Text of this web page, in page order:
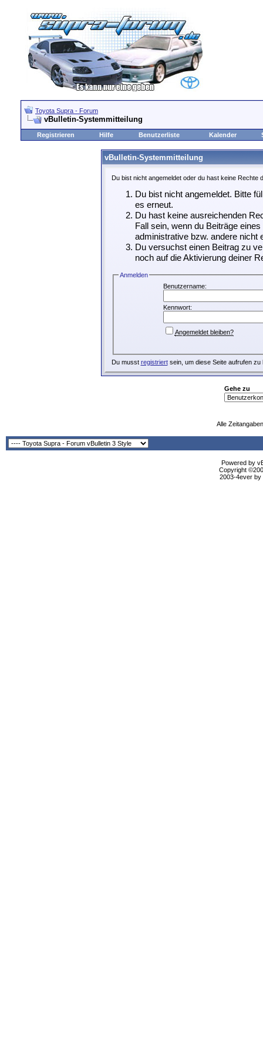
Toyota Supra - Forum
vBulletin-Systemmitteilung
Registrieren Hilfe Benutzerliste Kalender
vBulletin-Systemmitteilung
Du bist nicht angemeldet oder du hast keine Rechte
Du bist nicht angemeldet. Bitte
es erneut.
Du hast keine ausreichenden
Fall sein, wenn du Beiträge
administrative bzw. andere nicht
Du versuchst einen Beitrag zu
noch auf die Aktivierung deiner
Anmelden
Benutzername:
Kennwort:
Angemeldet bleiben?
Du musst registriertsein, um diese Seite aufrufen zu
Gehe zu
Alle
Powered by
Copyright
2003-4ever by